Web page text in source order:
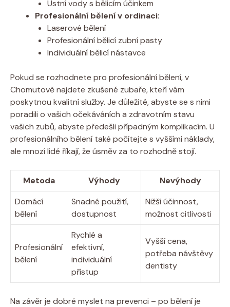
Ústní vody s bělicím účinkem
Profesionální bělení v ordinaci:
Laserové bělení
Profesionální bělicí zubní pasty
Individuální bělicí nástavce
Pokud se rozhodnete pro profesionální bělení, v
Chomutově najdete zkušené zubaře, kteří vám
poskytnou kvalitní služby. Je důležité, abyste se s nimi
poradili o vašich očekáváních a zdravotním stavu
vašich zubů, abyste předešli případným komplikacím. U
profesionálního bělení také počítejte s vyššími náklady,
ale mnozí lidé říkají, že úsměv za to rozhodně stojí.
Metoda Výhody
Nevýhody
Domácí
bělení
Snadné použití,
dostupnost
Nižší účinnost,
možnost citlivosti
Profesionální
bělení
Rychlé a
efektivní,
individuální
přístup
Vyšší cena,
potřeba návštěvy
dentisty
Na závěr je dobré myslet na prevenci – po bělení je